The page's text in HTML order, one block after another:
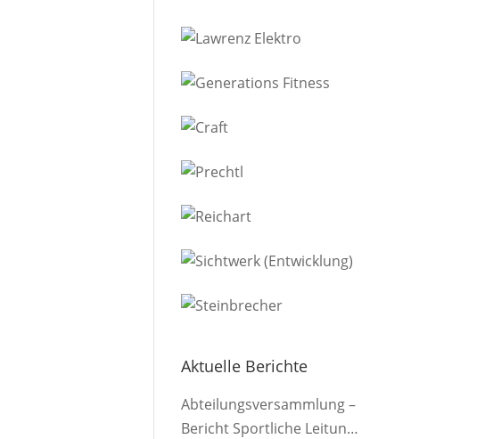
Aktuelle Berichte
Abteilungsversammlung –
Bericht Sportliche Leitung